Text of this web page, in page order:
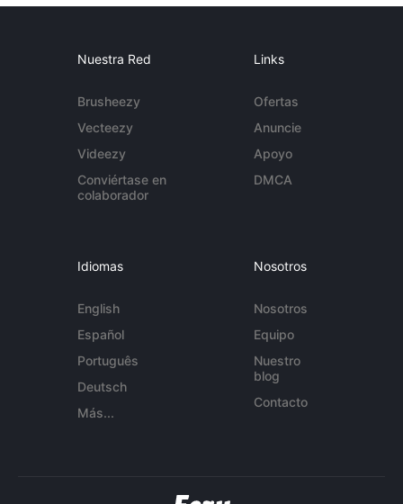
Nuestra Red
Brusheezy
Vecteezy
Videezy
Conviértase en
colaborador
Links
Ofertas
Anuncie
Apoyo
DMCA
Idiomas
English
Español
Português
Deutsch
Más...
Nosotros
Nosotros
Equipo
Nuestro
blog
Contacto